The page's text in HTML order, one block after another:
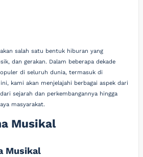
salah satu bentuk hiburan yang
dan gerakan. Dalam beberapa dekade
di seluruh dunia, termasuk di
kami akan menjelajahi berbagai aspek dari
sejarah dan perkembangannya hingga
masyarakat.
Musikal
Musikal